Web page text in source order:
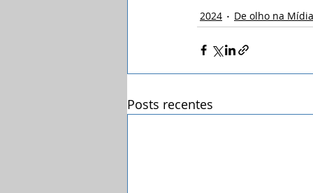
2024 De olho na Mídia
Posts recentes